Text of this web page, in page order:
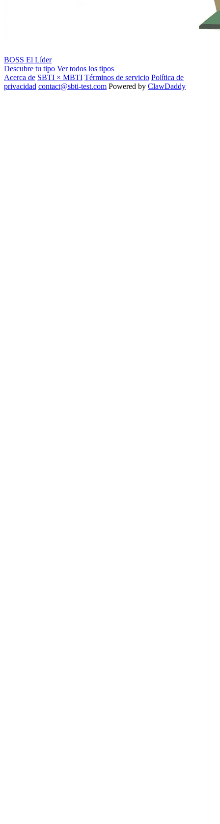
BOSS El Líder
Descubre tu tipo Ver todos los tipos
Acerca de SBTI × MBTI Términos de servicio Política de
privacidad contact@sbti-test.com Powered by ClawDaddy